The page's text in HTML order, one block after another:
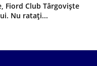
Fiord Club Târgoviște
Nu ratați...